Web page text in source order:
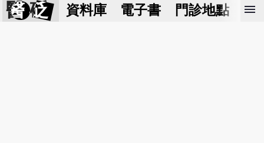
醫 砭 資料庫 電子書 門診地點 預
menu